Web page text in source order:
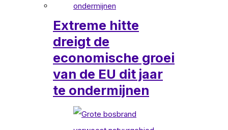
Extreme hitte
dreigt de
economische groei
van de EU dit jaar
te ondermijnen